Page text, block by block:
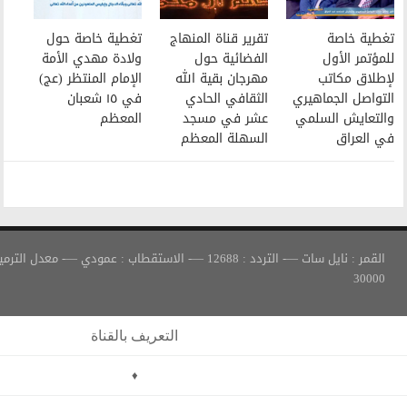
تقرير قناة المنهاج
الفضائية حول
مهرجان بقية الله
الثقافي الحادي
عشر في مسجد
السهلة المعظم
تغطية خاصة حول
ولادة مهدي الأمة
الإمام المنتظر (عج)
في ١٥ شعبان
المعظم
القمر : نايل سات —- التردد : 12688 —- الاستقطاب : عمودي —- معدل الترميز :